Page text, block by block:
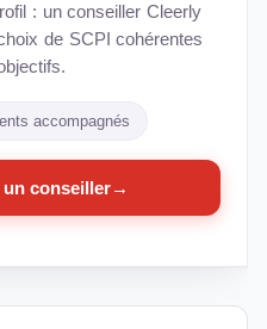
: un conseiller Cleerly
de SCPI cohérentes
accompagnés
un conseiller→